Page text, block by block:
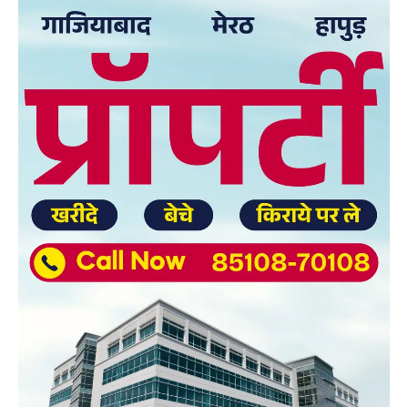
Facebook
X WhatsApp
Share
Read Latest News on AIN
NEWS 1 App